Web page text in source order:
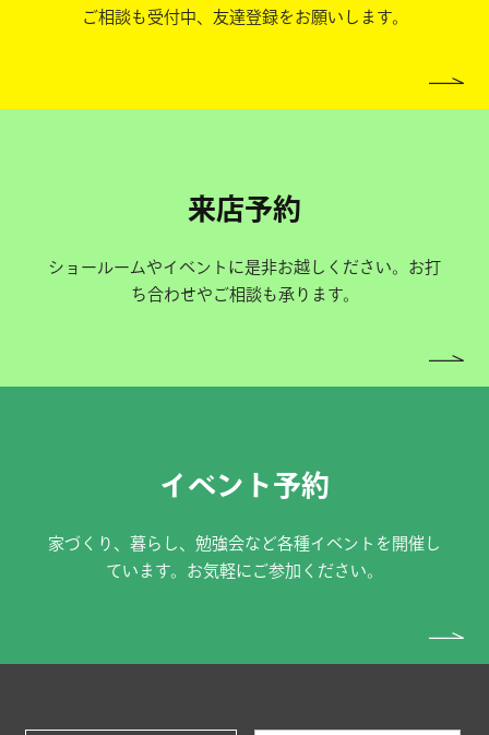
ご相談も受付中、友達登録をお願いします。
来店予約
ショールームやイベントに是非お越しください。お打
ち合わせやご相談も承ります。
イベント予約
家づくり、暮らし、勉強会など各種イベントを開催し
ています。お気軽にご参加ください。